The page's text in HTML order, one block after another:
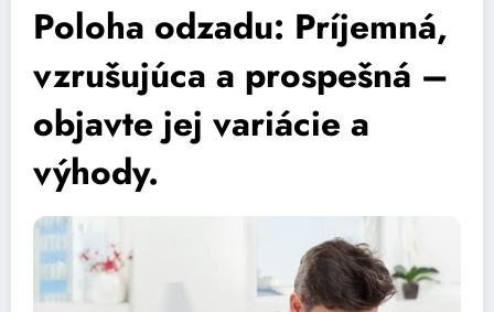
Poloha odzadu: Príjemná,
vzrušujúca a prospešná –
objavte jej variácie a
výhody.